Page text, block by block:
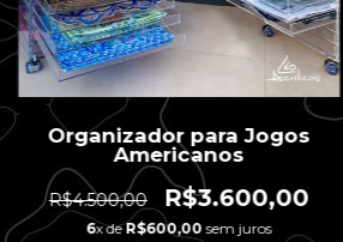
Organizador para Jogos
Americanos
R$4.500,00 R$3.600,00
6x deR$600,00 sem juros